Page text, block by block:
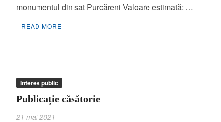
monumentul din sat Purcăreni Valoare estimată: …
READ MORE
Interes public
Publicație căsătorie
21 mai 2021